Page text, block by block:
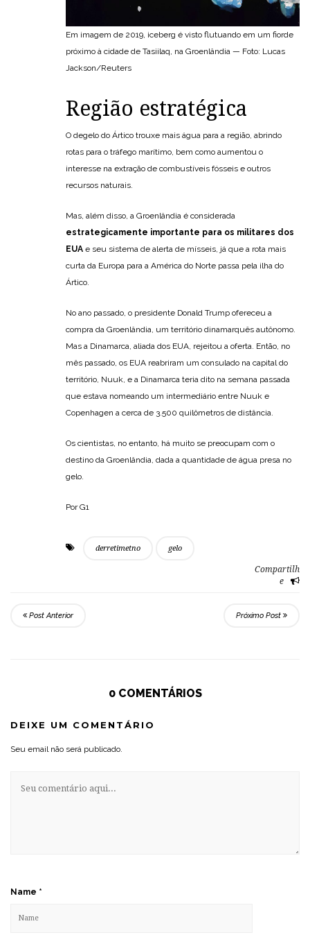
Em imagem de 2019, iceberg é visto flutuando em um fiorde
próximo à cidade de Tasiilaq, na Groenlândia — Foto: Lucas
Jackson/Reuters
Região estratégica
O degelo do Ártico trouxe mais água para a região, abrindo
rotas para o tráfego marítimo, bem como aumentou o
interesse na extração de combustíveis fósseis e outros
recursos naturais.
Mas, além disso, a Groenlândia é considerada
estrategicamente importante para os militares dos
EUA e seu sistema de alerta de mísseis, já que a rota mais
curta da Europa para a América do Norte passa pela ilha do
Ártico.
No ano passado, o presidente Donald Trump ofereceu a
compra da Groenlândia, um território dinamarquês autônomo.
Mas a Dinamarca, aliada dos EUA, rejeitou a oferta. Então, no
mês passado, os EUA reabriram um consulado na capital do
território, Nuuk, e a Dinamarca teria dito na semana passada
que estava nomeando um intermediário entre Nuuk e
Copenhagen a cerca de 3.500 quilômetros de distância.
Os cientistas, no entanto, há muito se preocupam com o
destino da Groenlândia, dada a quantidade de água presa no
gelo.
Por G1
derretimetno gelo
Compartilh
e
Post Anterior Próximo Post
0 COMENTÁRIOS
DEIXE UM COMENTÁRIO
Seu email não será publicado.
Name *